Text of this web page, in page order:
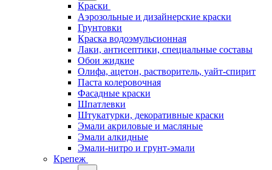
Краски
Аэрозольные и дизайнерские краски
Грунтовки
Краска водоэмульсионная
Лаки, антисептики, специальные составы
Обои жидкие
Олифа, ацетон, растворитель, уайт-спирит
Паста колеровочная
Фасадные краски
Шпатлевки
Штукатурки, декоративные краски
Эмали акриловые и масляные
Эмали алкидные
Эмали-нитро и грунт-эмали
Крепеж